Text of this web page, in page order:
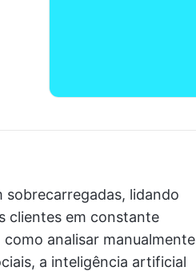
sobrecarregadas, lidando
clientes em constante
analisar manualmente
a inteligência artificial